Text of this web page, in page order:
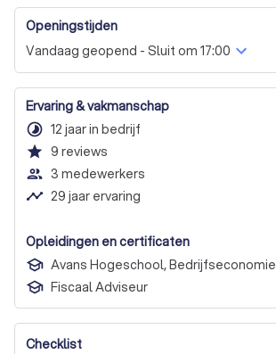
Openingstijden
Vandaag geopend - Sluit om 17:00
Ervaring & vakmanschap
timelapse 12 jaar in bedrijf
star 9 reviews
people_outline 3 medewerkers
timeline 29 jaar ervaring
Opleidingen en certificaten
Avans Hogeschool, Bedrijfseconomie
Fiscaal Adviseur
Checklist